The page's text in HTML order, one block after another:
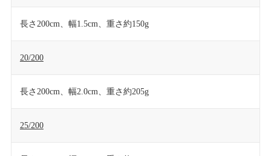
長さ200cm、幅1.5cm、重さ約150g
20/200
長さ200cm、幅2.0cm、重さ約205g
25/200